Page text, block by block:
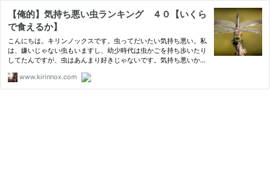
【俺的】気持ち悪い虫ランキング ４０【いくら
で食えるか】
こんにちは。キリンノックスです。虫ってだいたい気持ち悪い。私
は、嫌いじゃない虫もいますし、幼少時代は虫かごを持ち歩いたり
してたんですが、虫はあんまり好きじゃないです。気持ち悪いか
悪...www.kirinnox.com